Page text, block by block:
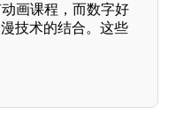
画课程，而数字好
技术的结合。这些